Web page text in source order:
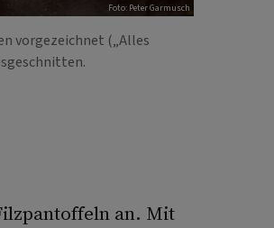
Foto: Peter Garmusch
vorgezeichnet („Alles
an. Mit